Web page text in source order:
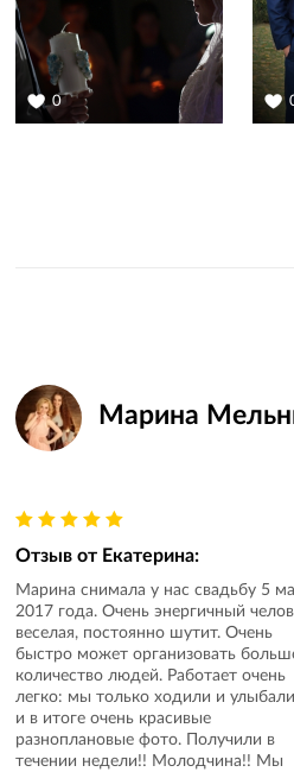
0
Марина
Отзыв от Екатерина:
Марина снимала у нас свадьбу 5
2017 года. Очень энергичный
веселая, постоянно шутит. Очень
быстро может организовать
количество людей. Работает очень
легко: мы только ходили и
и в итоге очень красивые
разноплановые фото. Получили в
течении недели!! Молодчина!! Мы